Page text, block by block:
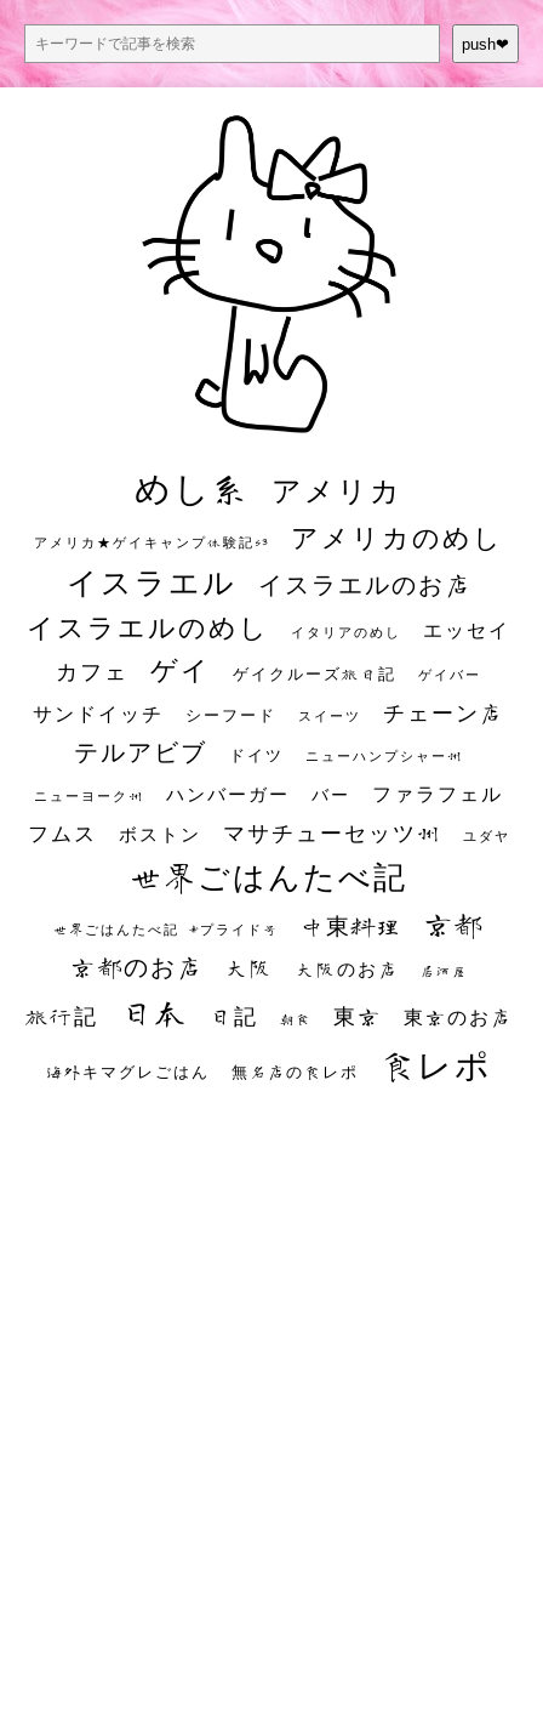
push❤︎
めし系 アメリカ
アメリカ★ゲイキャンプ体験記S3 アメリカのめし
イスラエル イスラエルのお店
イスラエルのめし イタリアのめし エッセイ
カフェ ゲイ ゲイクルーズ旅日記 ゲイバー
サンドイッチ シーフード スイーツ チェーン店
テルアビブ ドイツ ニューハンプシャー州
ニューヨーク州 ハンバーガー バー ファラフェル
フムス ボストン マサチューセッツ州 ユダヤ
世界ごはんたべ記
世界ごはんたべ記 #プライド号 中東料理 京都
京都のお店 大阪 大阪のお店 居酒屋
旅行記 日本 日記 朝食 東京 東京のお店
海外キマグレごはん 無名店の食レポ 食レポ